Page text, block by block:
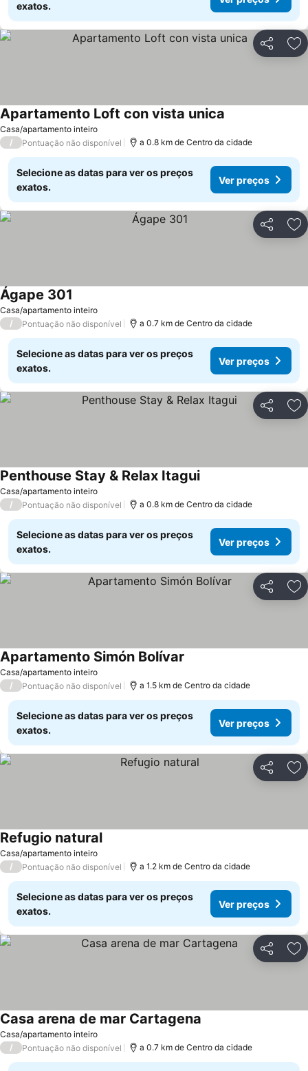
exatos.
Partilhar
Casa/apartamento inteiro
Apartamento Loft con vista unica
/ Pontuação não disponível a 0.8 km de Centro da cidade
Selecione as datas para ver os preços
exatos.
Ver preços
Partilhar
Casa/apartamento inteiro
Ágape 301
/ Pontuação não disponível a 0.7 km de Centro da cidade
Selecione as datas para ver os preços
exatos.
Ver preços
Partilhar
Casa/apartamento inteiro
Penthouse Stay & Relax Itagui
/ Pontuação não disponível a 0.8 km de Centro da cidade
Selecione as datas para ver os preços
exatos.
Ver preços
Partilhar
Casa/apartamento inteiro
Apartamento Simón Bolívar
/ Pontuação não disponível a 1.5 km de Centro da cidade
Selecione as datas para ver os preços
exatos.
Ver preços
Partilhar
Casa/apartamento inteiro
Refugio natural
/ Pontuação não disponível a 1.2 km de Centro da cidade
Selecione as datas para ver os preços
exatos.
Ver preços
Partilhar
Casa/apartamento inteiro
Casa arena de mar Cartagena
/ Pontuação não disponível a 0.7 km de Centro da cidade